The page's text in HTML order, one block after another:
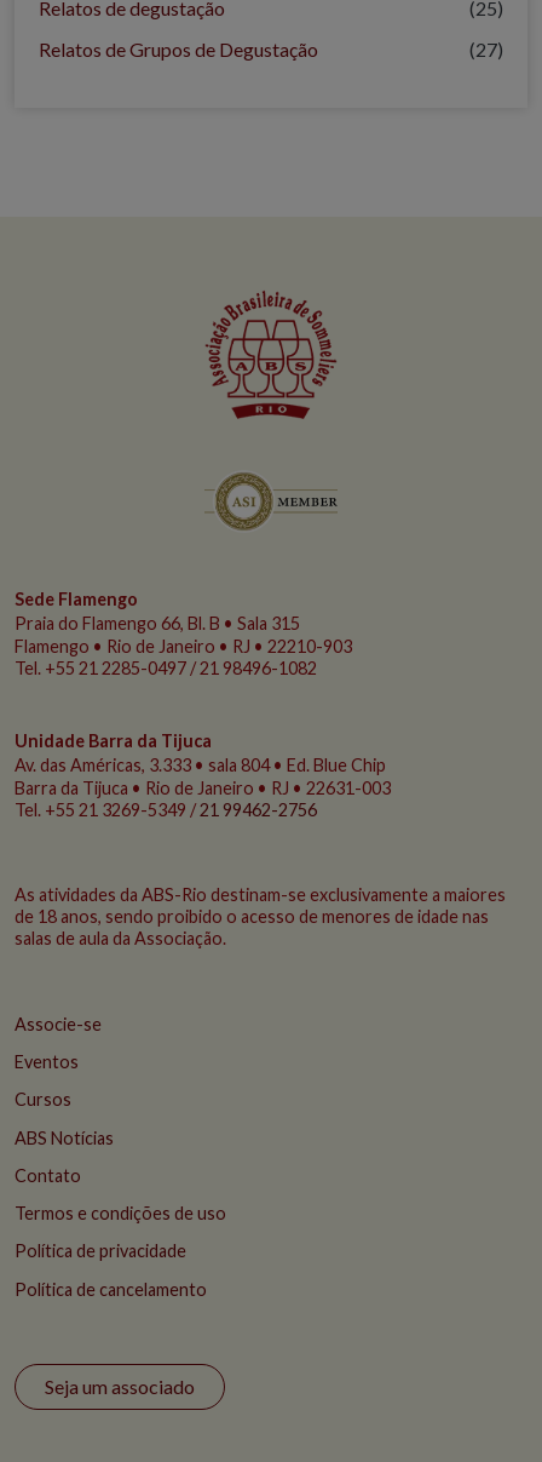
Relatos de degustação
(25)
Relatos de Grupos de Degustação
(27)
Sede Flamengo
Praia do Flamengo 66, Bl. B • Sala 315
Flamengo • Rio de Janeiro • RJ • 22210-903
Tel. +55 21 2285-0497 / 21 98496-1082
Unidade Barra da Tijuca
Av. das Américas, 3.333 • sala 804 • Ed. Blue Chip
Barra da Tijuca • Rio de Janeiro • RJ • 22631-003
Tel. +55 21 3269-5349 /21 99462-2756
As atividades da ABS-Rio destinam-se exclusivamente a maiores
de 18 anos, sendo proibido o acesso de menores de idade nas
salas de aula da Associação.
Associe-se
Eventos
Cursos
ABS Notícias
Contato
Termos e condições de uso
Política de privacidade
Política de cancelamento
Seja um associado